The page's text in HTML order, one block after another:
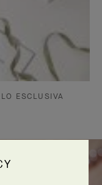
ESCLUSIVA